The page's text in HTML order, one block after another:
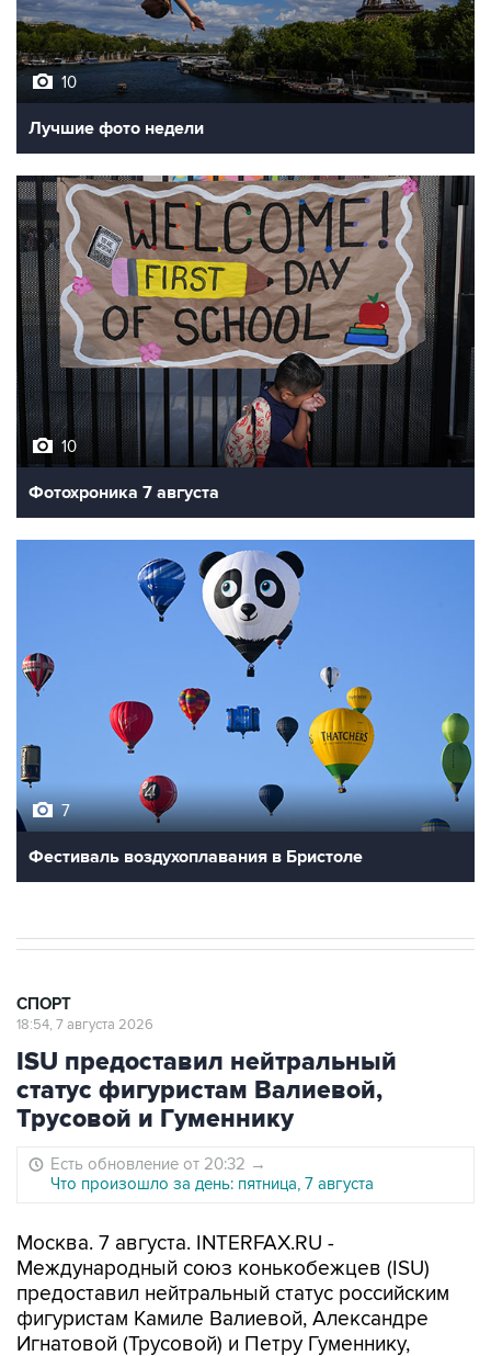
10
Лучшие фото недели
10
Фотохроника 7 августа
7
Фестиваль воздухоплавания в Бристоле
СПОРТ
18:54, 7 августа 2026
ISU предоставил нейтральный
статус фигуристам Валиевой,
Трусовой и Гуменнику
Есть обновление от 20:32 →
Что произошло за день: пятница, 7 августа
Москва. 7 августа. INTERFAX.RU -
Международный союз конькобежцев (ISU)
предоставил нейтральный статус российским
фигуристам Камиле Валиевой, Александре
Игнатовой (Трусовой) и Петру Гуменнику,